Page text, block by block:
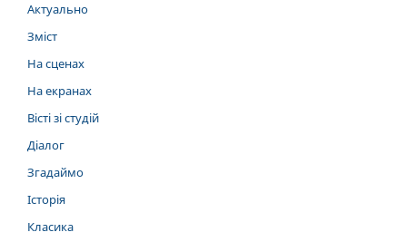
Актуально
Зміст
На сценах
На екранах
Вісті зі студій
Діалог
Згадаймо
Історія
Класика